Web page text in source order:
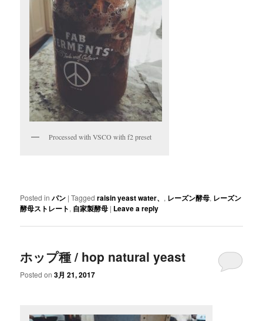
Processed with VSCO with f2 preset
Posted in パン |Tagged raisin yeast water、 , レーズン酵母, レーズン
酵母ストレート, 自家製酵母 | Leave a reply
ホップ種 / hop natural yeast
Posted on3月 21, 2017